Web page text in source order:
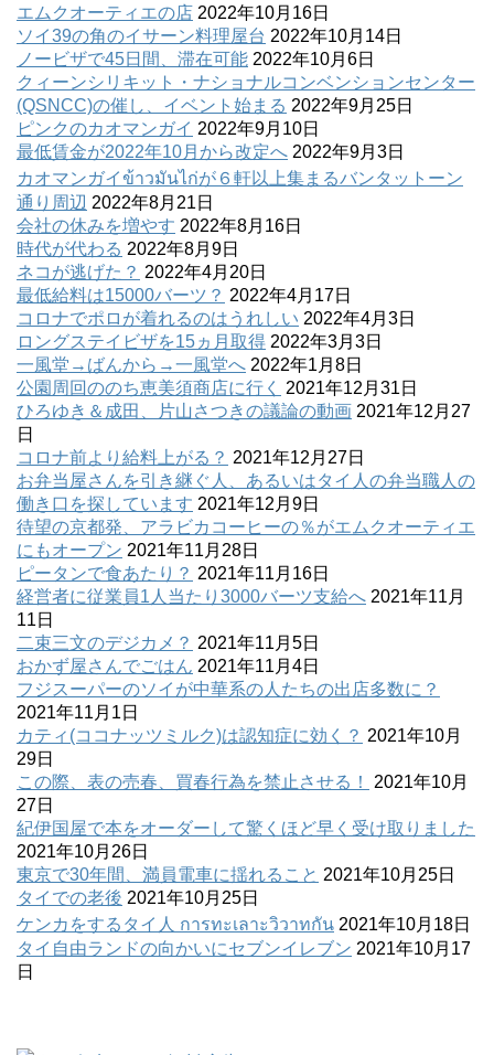
エムクオーティエの店 2022年10月16日
ソイ39の角のイサーン料理屋台 2022年10月14日
ノービザで45日間、滞在可能 2022年10月6日
クィーンシリキット・ナショナルコンベンションセンター
(QSNCC)の催し、イベント始まる 2022年9月25日
ピンクのカオマンガイ 2022年9月10日
最低賃金が2022年10月から改定へ 2022年9月3日
カオマンガイข้าวมันไก่が６軒以上集まるバンタットーン
通り周辺 2022年8月21日
会社の休みを増やす 2022年8月16日
時代が代わる 2022年8月9日
ネコが逃げた？ 2022年4月20日
最低給料は15000バーツ？ 2022年4月17日
コロナでポロが着れるのはうれしい 2022年4月3日
ロングステイビザを15ヵ月取得 2022年3月3日
一風堂→ばんから→一風堂へ 2022年1月8日
公園周回ののち恵美須商店に行く
2021年12月31日
ひろゆき＆成田、片山さつきの議論の動画 2021年12月27
日
コロナ前より給料上がる？ 2021年12月27日
お弁当屋さんを引き継ぐ人、あるいはタイ人の弁当職人の
働き口を探しています 2021年12月9日
待望の京都発、アラビカコーヒーの％がエムクオーティエ
にもオープン 2021年11月28日
ピータンで食あたり？ 2021年11月16日
経営者に従業員1人当たり3000バーツ支給へ 2021年11月
11日
二束三文のデジカメ？ 2021年11月5日
おかず屋さんでごはん 2021年11月4日
フジスーパーのソイが中華系の人たちの出店多数に？
2021年11月1日
カティ(ココナッツミルク)は認知症に効く？ 2021年10月
29日
この際、表の売春、買春行為を禁止させる！
2021年10月
27日
紀伊国屋で本をオーダーして驚くほど早く受け取りました
2021年10月26日
東京で30年間、満員電車に揺れること 2021年10月25日
タイでの老後 2021年10月25日
ケンカをするタイ人 การทะเลาะวิวาทกัน 2021年10月18日
タイ自由ランドの向かいにセブンイレブン 2021年10月17
日